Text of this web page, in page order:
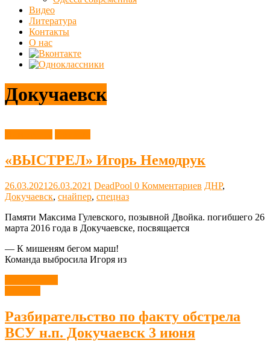
Видео
Литература
Контакты
О нас
Докучаевск
«ВЫСТРЕЛ» Игорь Немодрук
26.03.2021 26.03.2021 DeadPool 0 Комментариев ДНР,
Докучаевск, снайпер, спецназ
Памяти Максима Гулевского, позывной Двойка. погибшего 26
марта 2016 года в Докучаевске, посвящается
— К мишеням бегом марш!
Команда выбросила Игоря из
Разбирательство по факту обстрела
ВСУ н.п. Докучаевск 3 июня